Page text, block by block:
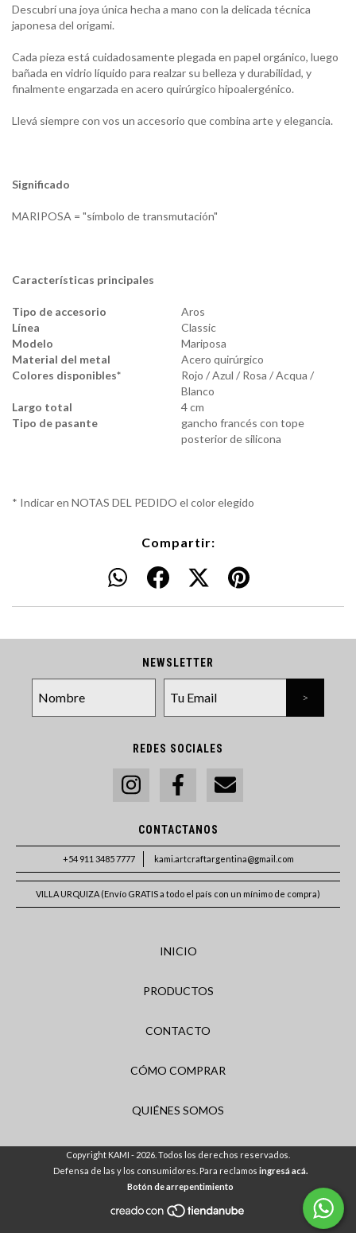
Descubrí una joya única hecha a mano con la delicada técnica
japonesa del origami.
Cada pieza está cuidadosamente plegada en papel orgánico, luego
bañada en vidrio líquido para realzar su belleza y durabilidad, y
finalmente engarzada en acero quirúrgico hipoalergénico.
Llevá siempre con vos un accesorio que combina arte y elegancia.
Significado
MARIPOSA = "símbolo de transmutación"
Características principales
Tipo de accesorio
Aros
Línea
Classic
Modelo
Mariposa
Material del metal
Acero quirúrgico
Colores disponibles*
Rojo / Azul / Rosa / Acqua /
Blanco
Largo total
4 cm
Tipo de pasante
gancho francés con tope
posterior de silicona
* Indicar en NOTAS DEL PEDIDO el color elegido
Compartir:
NEWSLETTER
REDES SOCIALES
CONTACTANOS
+54 911 3485 7777 kami.artcraftargentina@gmail.com
VILLA URQUIZA (Envío GRATIS a todo el país con un mínimo de compra)
INICIO
PRODUCTOS
CONTACTO
CÓMO COMPRAR
QUIÉNES SOMOS
Copyright KAMI - 2026. Todos los derechos reservados.
Defensa de las y los consumidores. Para reclamos ingresá acá.
Botón de arrepentimiento